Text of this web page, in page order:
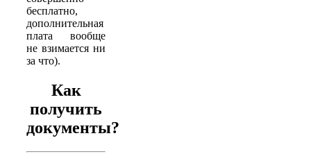
бесплатно,
дополнительная
плата вообще
не взимается ни
за что).
Как
получить
документы?